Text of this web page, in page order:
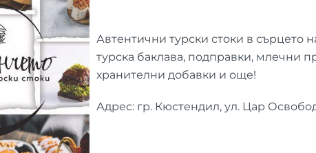
Автентични турски стоки в сърцето
турска баклава, подправки, млечни
хранителни добавки и още!
Адрес: гр. Кюстендил, ул. Цар